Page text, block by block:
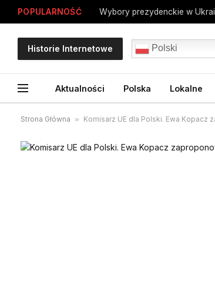
POPULARNOŚĆ
Historie Internetowe Polski
Aktualności Polska Lokalne
Strona Główna » Komisarz UE dla Polski. Ewa Kopacz